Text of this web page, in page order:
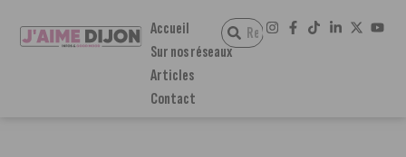
Accueil
Sur nos réseaux
Articles
Contact